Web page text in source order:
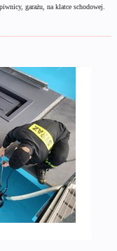
garażu, na klatce schodowej.